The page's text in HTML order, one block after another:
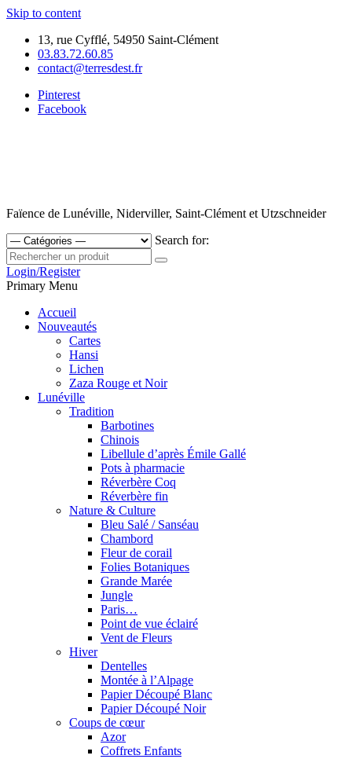
Skip to content
13, rue Cyfflé, 54950 Saint-Clément
03.83.72.60.85
contact@terresdest.fr
Pinterest
Facebook
Faïence de Lunéville, Niderviller, Saint-Clément et Utzschneider
Search for:
Login/Register
Primary Menu
Accueil
Nouveautés
Cartes
Hansi
Lichen
Zaza Rouge et Noir
Lunéville
Tradition
Barbotines
Chinois
Libellule d’après Émile Gallé
Pots à pharmacie
Réverbère Coq
Réverbère fin
Nature & Culture
Bleu Salé / Sanséau
Chambord
Fleur de corail
Folies Botaniques
Grande Marée
Jungle
Paris…
Point de vue éclairé
Vent de Fleurs
Hiver
Dentelles
Montée à l’Alpage
Papier Découpé Blanc
Papier Découpé Noir
Coups de cœur
Azor
Coffrets Enfants